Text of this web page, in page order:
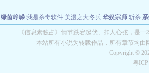
绿茵峥嵘 我是杀毒软件 美漫之大冬兵 华娱宗师 斩杀
教练万岁 都市全能巨星 绝对交易 全职武神 位面复
《信息素独占》情节跌宕起伏、扣人心弦，是
本站所有小说为转载作品，所有章节均
Copyright ©
粤